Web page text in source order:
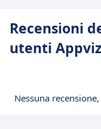
Recensioni
utenti
Nessuna